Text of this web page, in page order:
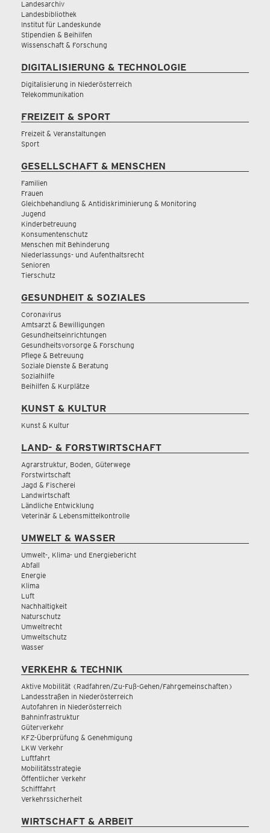
Landesarchiv
Landesbibliothek
Institut für Landeskunde
Stipendien & Beihilfen
Wissenschaft & Forschung
DIGITALISIERUNG & TECHNOLOGIE
Digitalisierung in Niederösterreich
Telekommunikation
FREIZEIT & SPORT
Freizeit & Veranstaltungen
Sport
GESELLSCHAFT & MENSCHEN
Familien
Frauen
Gleichbehandlung & Antidiskriminierung & Monitoring
Jugend
Kinderbetreuung
Konsumentenschutz
Menschen mit Behinderung
Niederlassungs- und Aufenthaltsrecht
Senioren
Tierschutz
GESUNDHEIT & SOZIALES
Coronavirus
Amtsarzt & Bewilligungen
Gesundheitseinrichtungen
Gesundheitsvorsorge & Forschung
Pflege & Betreuung
Soziale Dienste & Beratung
Sozialhilfe
Beihilfen & Kurplätze
KUNST & KULTUR
Kunst & Kultur
LAND- & FORSTWIRTSCHAFT
Agrarstruktur, Boden, Güterwege
Forstwirtschaft
Jagd & Fischerei
Landwirtschaft
Ländliche Entwicklung
Veterinär & Lebensmittelkontrolle
UMWELT & WASSER
Umwelt-, Klima- und Energiebericht
Abfall
Energie
Klima
Luft
Nachhaltigkeit
Naturschutz
Umweltrecht
Umweltschutz
Wasser
VERKEHR & TECHNIK
Aktive Mobilität (Radfahren/Zu-Fuß-Gehen/Fahrgemeinschaften)
Landesstraßen in Niederösterreich
Autofahren in Niederösterreich
Bahninfrastruktur
Güterverkehr
KFZ-Überprüfung & Genehmigung
LKW Verkehr
Luftfahrt
Mobilitätsstrategie
Öffentlicher Verkehr
Schifffahrt
Verkehrssicherheit
WIRTSCHAFT & ARBEIT